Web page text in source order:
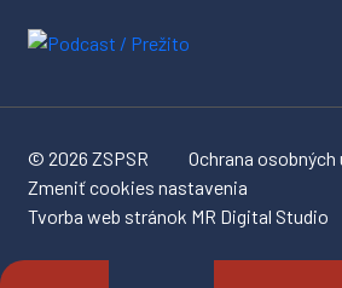
© 2026 ZSPSR
Ochrana osobných
Zmeniť cookies nastavenia
Tvorba web stránok MR Digital Studio